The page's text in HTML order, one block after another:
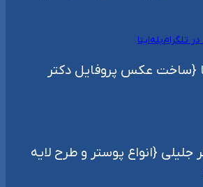
تلگرامبلهایتا
{ساخت عکس پروفایل دکتر
جلیلی {انواع پوستر و طرح لایه